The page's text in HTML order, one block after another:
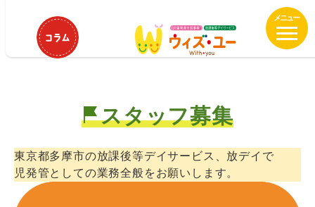
へ
移
動
ウィズ・ユー多摩貝取 児童発達支
援管理責任者募集中！
スタッフ募集
東京都多摩市の放課後等デイサービス、放デイで
児発管としての業務全般をお願いします。